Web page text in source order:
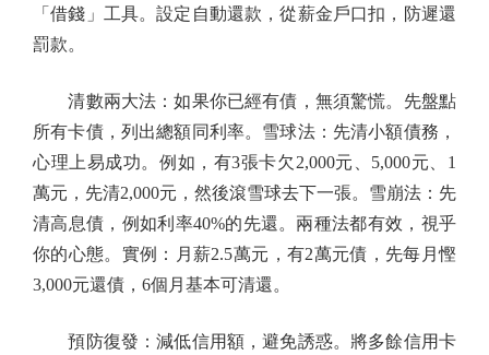
「借錢」工具。設定自動還款，從薪金戶口扣，防遲還
罰款。
清數兩大法：如果你已經有債，無須驚慌。先盤點
所有卡債，列出總額同利率。雪球法：先清小額債務，
心理上易成功。例如，有3張卡欠2,000元、5,000元、1
萬元，先清2,000元，然後滾雪球去下一張。雪崩法：先
清高息債，例如利率40%的先還。兩種法都有效，視乎
你的心態。實例：月薪2.5萬元，有2萬元債，先每月慳
3,000元還債，6個月基本可清還。
預防復發：減低信用額，避免誘惑。將多餘信用卡